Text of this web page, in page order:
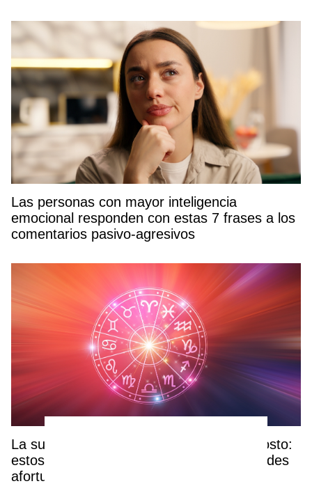
Las personas con mayor inteligencia
emocional responden con estas 7 frases a los
comentarios pasivo-agresivos
La suerte cambia de bando este 3 de agosto:
estos 4 signos del zodiaco serán los grandes
afortunados, ¿estás entre ellos?